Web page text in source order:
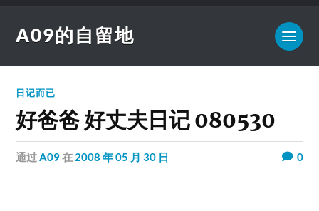
A09的自留地
日记而已
好爸爸 好丈夫日记 080530
通过A09在 2008 年 05 月 30 日 0